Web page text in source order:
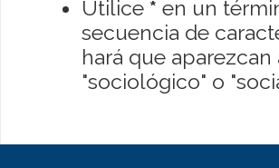
Utilice * en un
secuencia de
hará que
"sociológico" o